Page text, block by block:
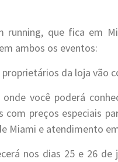
running, que fica em
ambos os eventos:
da loja vão
onde você poderá
com preços especiais
Miami e atendimento
nos dias 25 e 26